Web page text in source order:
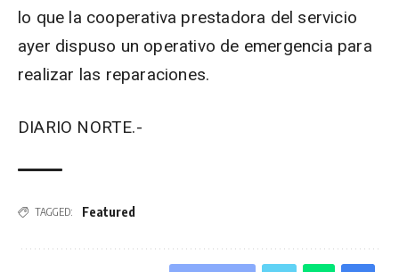
lo que la cooperativa prestadora del servicio
ayer dispuso un operativo de emergencia para
realizar las reparaciones.
DIARIO NORTE.-
TAGGED: Featured